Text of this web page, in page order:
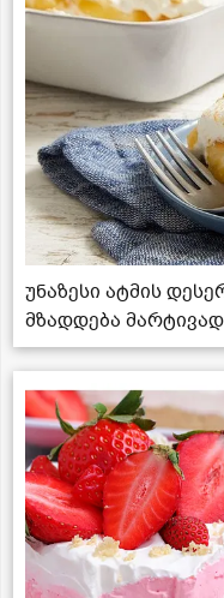
უნაზესი ატმის
მზადდება მარტივად